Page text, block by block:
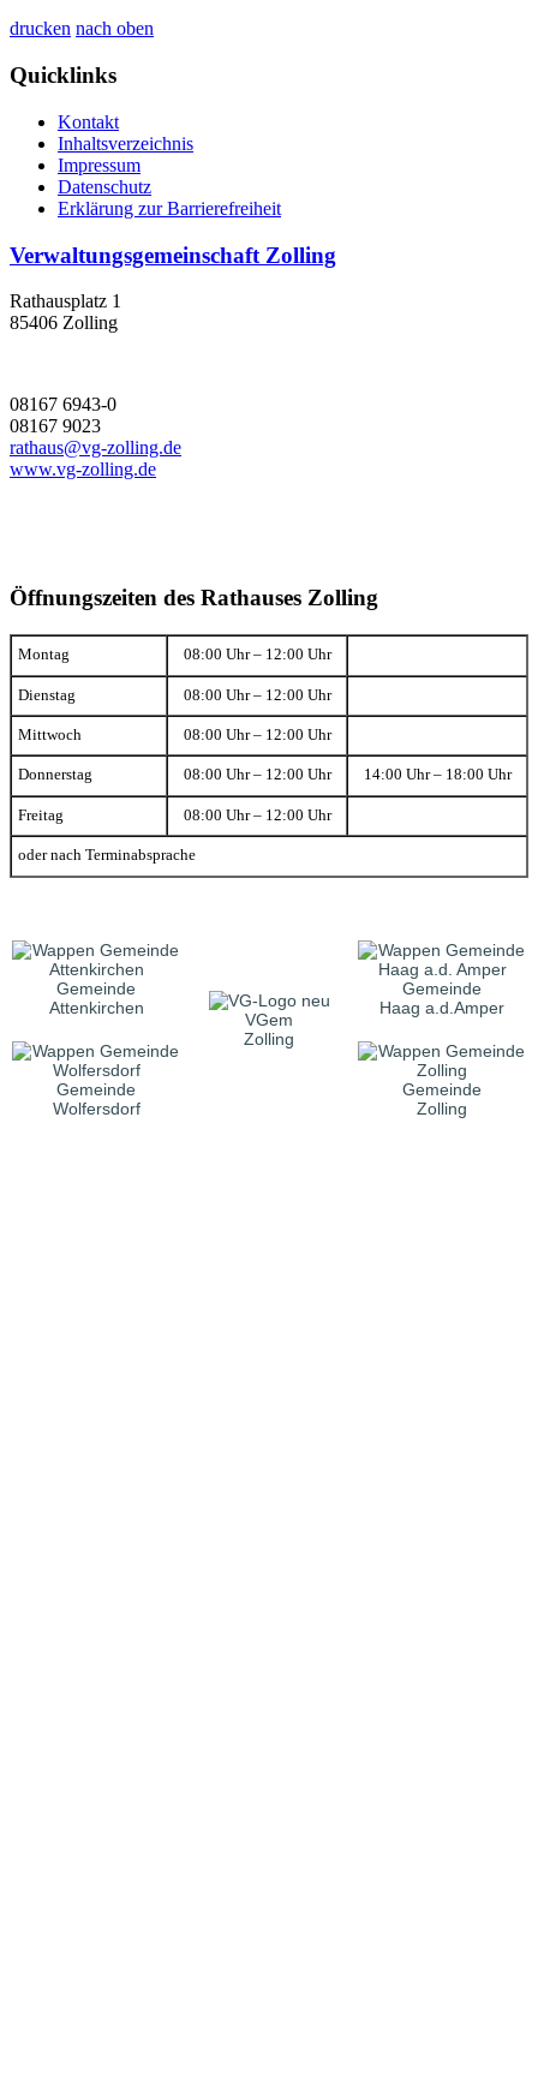
drucken nach oben
Quicklinks
Kontakt
Inhaltsverzeichnis
Impressum
Datenschutz
Erklärung zur Barrierefreiheit
Verwaltungsgemeinschaft Zolling
Rathausplatz 1
85406 Zolling
08167 6943-0
08167 9023
rathaus@vg-zolling.de
www.vg-zolling.de
Öffnungszeiten des Rathauses Zolling
Montag 08:00 Uhr – 12:00 Uhr
Dienstag 08:00 Uhr – 12:00 Uhr
Mittwoch 08:00 Uhr – 12:00 Uhr
Donnerstag 08:00 Uhr – 12:00 Uhr 14:00 Uhr – 18:00 Uhr
Freitag 08:00 Uhr – 12:00 Uhr
oder nach Terminabsprache
Gemeinde
Attenkirchen
VGem
Zolling
Gemeinde
Haag a.d.Amper
Gemeinde
Wolfersdorf
Gemeinde
Zolling